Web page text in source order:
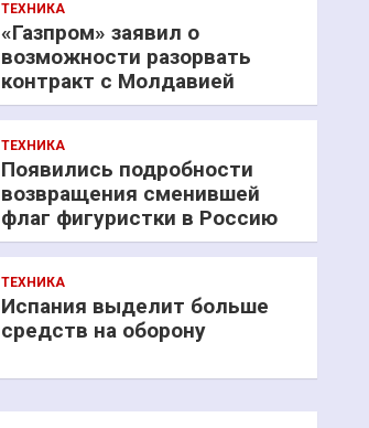
ТЕХНИКА
«Газпром» заявил о
возможности разорвать
контракт с Молдавией
ТЕХНИКА
Появились подробности
возвращения сменившей
флаг фигуристки в Россию
ТЕХНИКА
Испания выделит больше
средств на оборону